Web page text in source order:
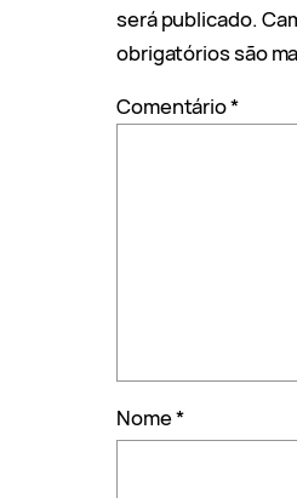
será publicado.
obrigatórios são
Comentário*
Nome*